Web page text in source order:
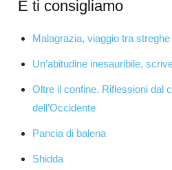
E ti consigliamo
Malagrazia, viaggio tra
Un’abitudine inesauribile,
Oltre il confine. Riflessioni dal
dell’Occidente
Pancia di balena
Shidda